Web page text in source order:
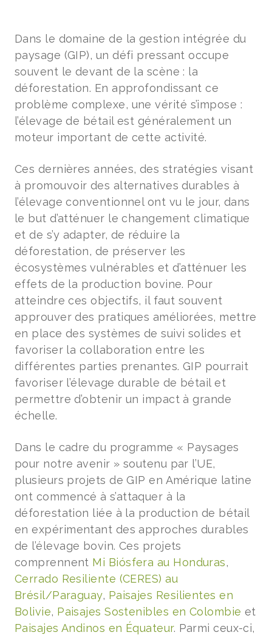
Dans le domaine de la gestion intégrée du
paysage (GIP), un défi pressant occupe
souvent le devant de la scène : la
déforestation. En approfondissant ce
problème complexe, une vérité s’impose :
l’élevage de bétail est généralement un
moteur important de cette activité.
Ces dernières années, des stratégies visant
à promouvoir des alternatives durables à
l’élevage conventionnel ont vu le jour, dans
le but d’atténuer le changement climatique
et de s’y adapter, de réduire la
déforestation, de préserver les
écosystèmes vulnérables et d’atténuer les
effets de la production bovine. Pour
atteindre ces objectifs, il faut souvent
approuver des pratiques améliorées, mettre
en place des systèmes de suivi solides et
favoriser la collaboration entre les
différentes parties prenantes. GIP pourrait
favoriser l’élevage durable de bétail et
permettre d’obtenir un impact à grande
échelle.
Dans le cadre du programme « Paysages
pour notre avenir » soutenu par l’UE,
plusieurs projets de GIP en Amérique latine
ont commencé à s’attaquer à la
déforestation liée à la production de bétail
en expérimentant des approches durables
de l’élevage bovin. Ces projets
comprennent Mi Biósfera au Honduras,
Cerrado Resiliente (CERES) au
Brésil/Paraguay, Paisajes Resilientes en
Bolivie, Paisajes Sostenibles en Colombie et
Paisajes Andinos en Équateur. Parmi ceux-ci,